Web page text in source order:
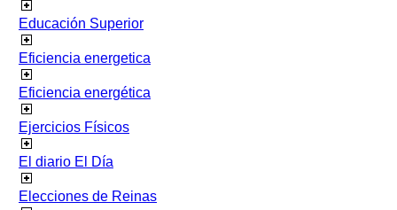
Educación Superior
Eficiencia energetica
Eficiencia energética
Ejercicios Físicos
El diario El Día
Elecciones de Reinas